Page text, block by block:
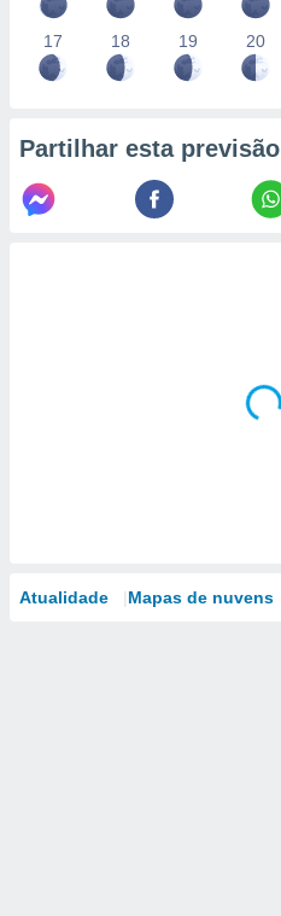
17 18 19 20
Partilhar esta previsão
Atualidade Mapas de nuvens